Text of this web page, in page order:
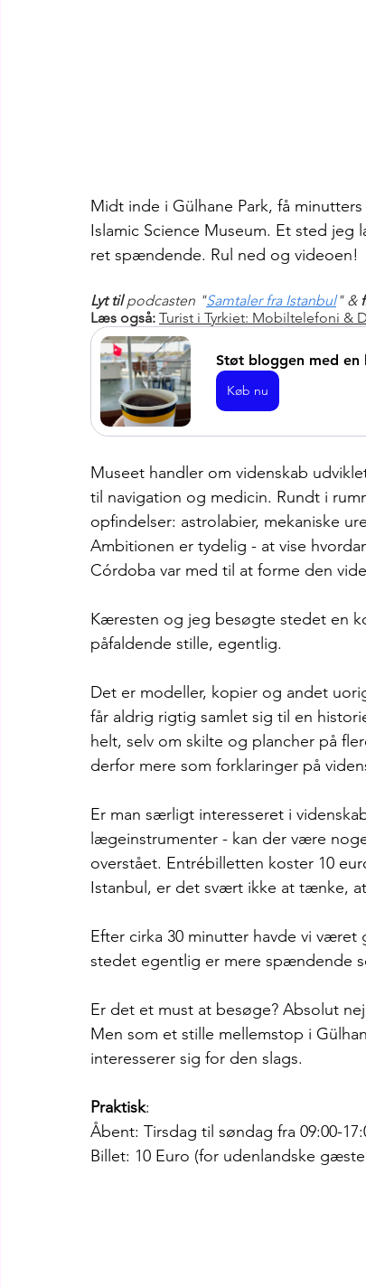
Midt inde i Gülhane Park, få
Islamic Science Museum. Et sted
ret spændende. Rul ned og videoen!
Lyt til podcasten "Samtaler fra Istanbul" &
Læs også: Turist i Tyrkiet: Mobiltelefoni &
Støt bloggen med
Køb nu
Museet handler om videnskab
til navigation og medicin. Rundt i
opfindelser: astrolabier, mekaniske
Ambitionen er tydelig - at vise
Córdoba var med til at forme den
Kæresten og jeg besøgte stedet en
påfaldende stille, egentlig.
Det er modeller, kopier og andet
får aldrig rigtig samlet sig til en
helt, selv om skilte og plancher på
derfor mere som forklaringer på
Er man særligt interesseret i
lægeinstrumenter - kan der være
overstået. Entrébilletten koster 10
Istanbul, er det svært ikke at tænke,
Efter cirka 30 minutter havde vi
stedet egentlig er mere spændende
Er det et must at besøge? Absolut
Men som et stille mellemstop i
interesserer sig for den slags.
Praktisk:
Åbent: Tirsdag til søndag fra 09:00-
Billet: 10 Euro (for udenlandske